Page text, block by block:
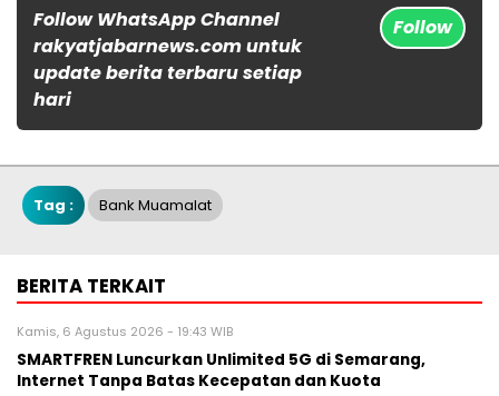
Follow WhatsApp Channel
rakyatjabarnews.com untuk
update berita terbaru setiap
hari
Follow
Tag : Bank Muamalat
BERITA TERKAIT
Kamis, 6 Agustus 2026 - 19:43 WIB
SMARTFREN Luncurkan Unlimited 5G di Semarang,
Internet Tanpa Batas Kecepatan dan Kuota